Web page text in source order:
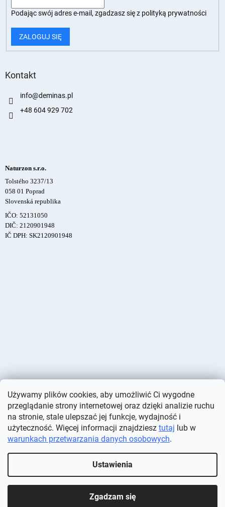
Używamy plików cookies, aby umożliwić Ci wygodne
przeglądanie strony internetowej oraz dzięki analizie ruchu
na stronie, stale ulepszać jej funkcje, wydajność i
użyteczność. Więcej informacji znajdziesz tutaj lub w
warunkach przetwarzania danych osobowych.
Ustawienia
Zgadzam się
Podając swój adres e-mail, zgadzasz się z polityką prywatności
ZALOGUJ SIĘ
Kontakt
info@deminas.pl
+48 604 929 702
Naturzon s.r.o.
Tolstého 3237/13
058 01 Poprad
Slovenská republika
IČO: 52131050
DIČ: 2120901948
IČ DPH: SK2120901948